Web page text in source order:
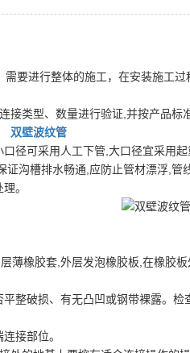
要进行整体的施工，在安装施工
接类型、数量进行验证,并按产品
双壁波纹管
径可采用人工下管,大口径宜采用
证沟槽排水畅通,应防止管材漂浮,
理。
薄橡胶套,外层发泡橡胶板,在橡胶
整破损、有无凸凹或钢带裸露。
连接部位。